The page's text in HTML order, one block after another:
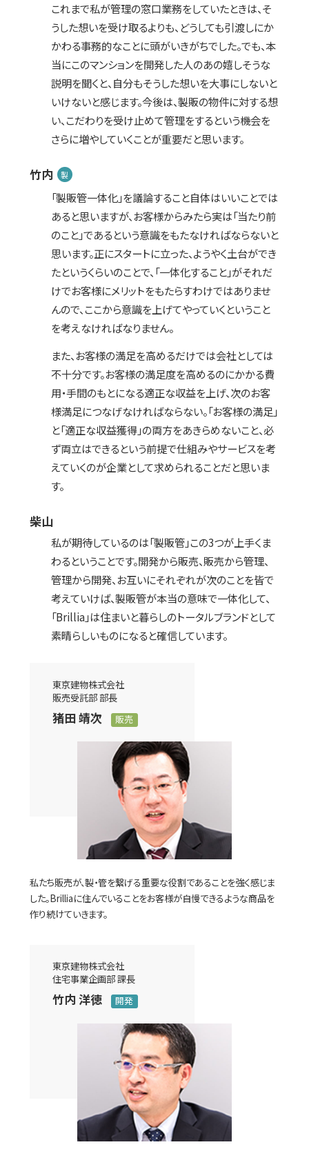
これまで私が管理の窓口業務をしていたときは、そ
うした想いを受け取るよりも、どうしても引渡しにか
かわる事務的なことに頭がいきがちでした。でも、本
当にこのマンションを開発した人のあの嬉しそうな
説明を聞くと、自分もそうした想いを大事にしないと
いけないと感じます。今後は、製販の物件に対する想
い、こだわりを受け止めて管理をするという機会を
さらに増やしていくことが重要だと思います。
竹内 製
「製販管一体化」を議論すること自体はいいことでは
あると思いますが、お客様からみたら実は「当たり前
のこと」であるという意識をもたなければならないと
思います。正にスタートに立った、ようやく土台ができ
たというくらいのことで、「一体化すること」がそれだ
けでお客様にメリットをもたらすわけではありませ
んので、ここから意識を上げてやっていくということ
を考えなければなりません。
また、お客様の満足を高めるだけでは会社としては
不十分です。お客様の満足度を高めるのにかかる費
用・手間のもとになる適正な収益を上げ、次のお客
様満足につなげなければならない。「お客様の満足」
と「適正な収益獲得」の両方をあきらめないこと、必
ず両立はできるという前提で仕組みやサービスを考
えていくのが企業として求められることだと思いま
す。
柴山
私が期待しているのは「製販管」この3つが上手くま
わるということです。開発から販売、販売から管理、
管理から開発、お互いにそれぞれが次のことを皆で
考えていけば、製販管が本当の意味で一体化して、
「Brillia」は住まいと暮らしのトータルブランドとして
素晴らしいものになると確信しています。
東京建物株式会社
販売受託部 部長
猪田 靖次 販売
私たち販売が、製・管を繋げる重要な役割であることを強く感じま
した。Brilliaに住んでいることをお客様が自慢できるような商品を
作り続けていきます。
東京建物株式会社
住宅事業企画部 課長
竹内 洋徳 開発